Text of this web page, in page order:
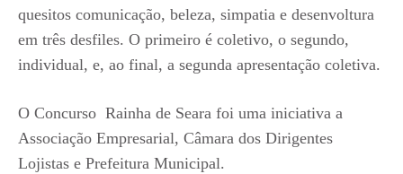
quesitos comunicação, beleza, simpatia e desenvoltura
em três desfiles. O primeiro é coletivo, o segundo,
individual, e, ao final, a segunda apresentação coletiva.
O Concurso Rainha de Seara foi uma iniciativa a
Associação Empresarial, Câmara dos Dirigentes
Lojistas e Prefeitura Municipal.